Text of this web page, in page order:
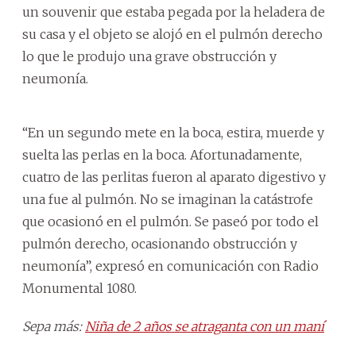
un souvenir que estaba pegada por la heladera de
su casa y el objeto se alojó en el pulmón derecho
lo que le produjo una grave obstrucción y
neumonía.
“En un segundo mete en la boca, estira, muerde y
suelta las perlas en la boca. Afortunadamente,
cuatro de las perlitas fueron al aparato digestivo y
una fue al pulmón. No se imaginan la catástrofe
que ocasionó en el pulmón. Se paseó por todo el
pulmón derecho, ocasionando obstrucción y
neumonía”, expresó en comunicación con Radio
Monumental 1080.
Sepa más: Niña de 2 años se atraganta con un maní